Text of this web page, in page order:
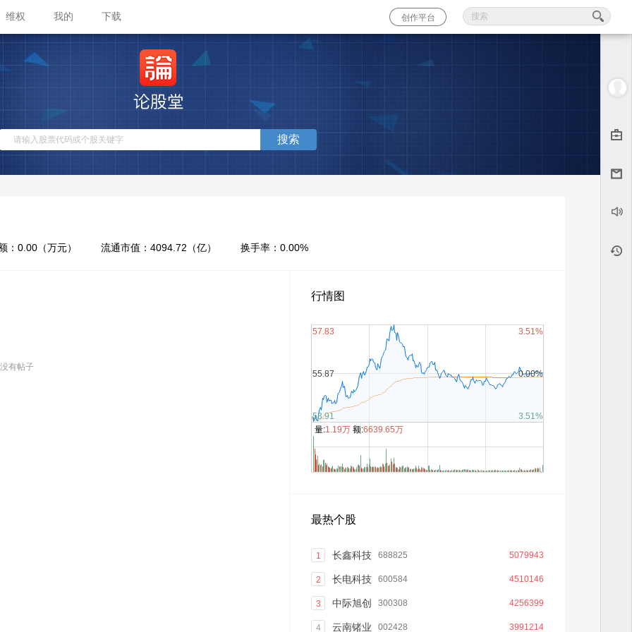
维权 我的 下载 创作平台
搜索
： 0.00 （万元） 流通市值： 4094.72 （亿） 换手率： 0.00%
行情图
3.51%
0.00%
3.51%
53.91
55.87
57.83
量:1.19万 额:6639.65万
最热个股
5079943
1 长鑫科技 688825
4510146
2 长电科技 600584
4256399
3 中际旭创 300308
3991214
4 云南锗业 002428
有帖子